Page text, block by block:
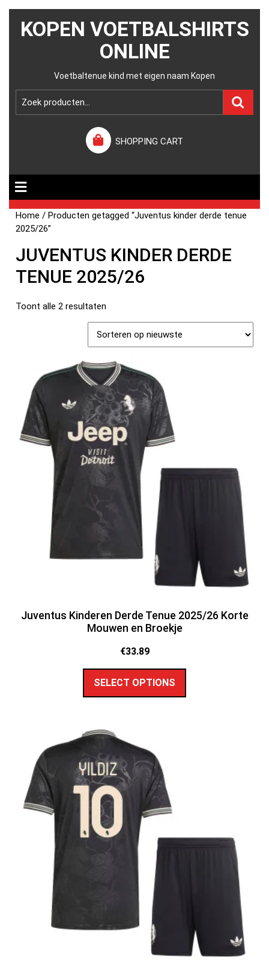
KOPEN VOETBALSHIRTS
ONLINE
Voetbaltenue kind met eigen naam Kopen
SHOPPING CART
Home / Producten getagged “Juventus kinder derde tenue
2025/26”
JUVENTUS KINDER DERDE
TENUE 2025/26
Toont alle 2 resultaten
Juventus Kinderen Derde Tenue 2025/26 Korte
Mouwen en Broekje
€33.89
SELECT OPTIONS